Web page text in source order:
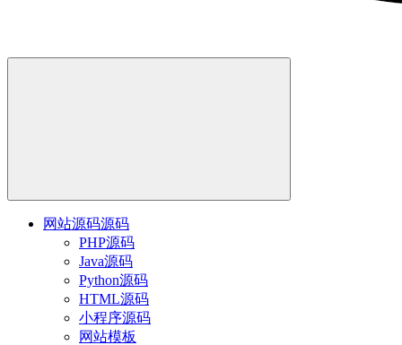
网站源码源码
PHP源码
Java源码
Python源码
HTML源码
小程序源码
网站模板